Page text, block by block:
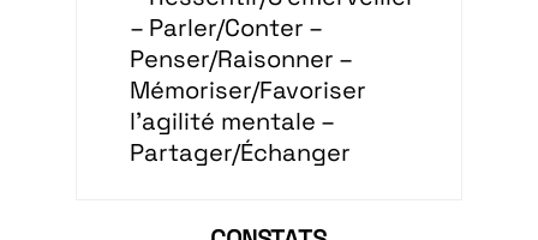
– Parler/Conter –
Penser/Raisonner –
Mémoriser/Favoriser
l’agilité mentale –
Partager/Échanger